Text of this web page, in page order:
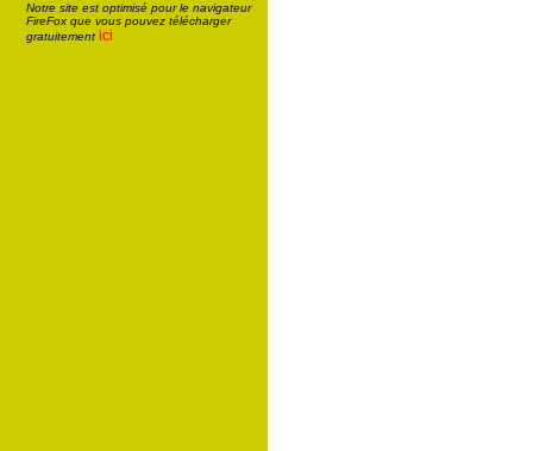
Notre site est optimisé pour le navigateur
FireFox que vous pouvez télécharger
gratuitement ici